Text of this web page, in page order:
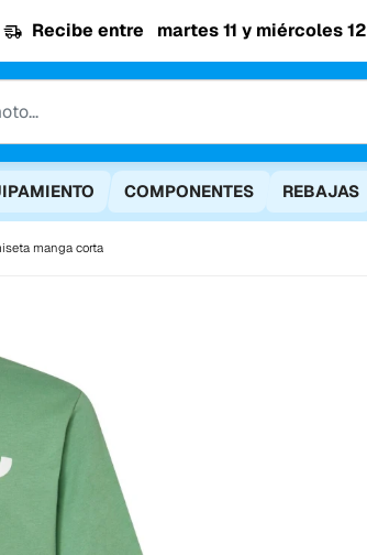
Recibe entre martes 11 y miércoles 12
COMPONENTES REBAJAS
manga corta